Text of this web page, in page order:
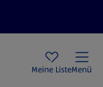
Meine ListeMenü